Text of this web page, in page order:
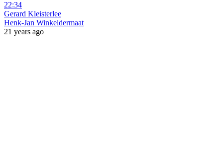
22:34
Gerard Kleisterlee
Henk-Jan Winkeldermaat
21 years ago